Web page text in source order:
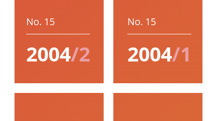
No. 15
2004/2
No. 15
2004/1